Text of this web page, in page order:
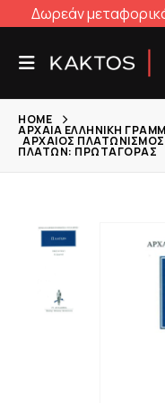
Δωρεάν
HOME
ΑΡΧΑΊΑ ΕΛΛΗΝΙΚΉ
ΑΡΧΑΊΟΣ ΠΛΑΤΩΝΙΣΜΌΣ
ΠΛΆΤΩΝ: ΠΡΩΤΑΓΌΡΑΣ